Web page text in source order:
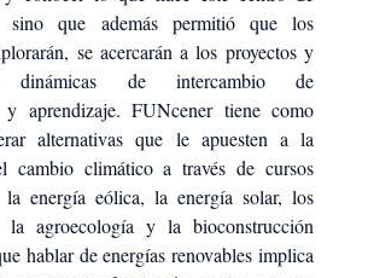
sino que además permitió que los
se acercarán a los proyectos y
dinámicas de intercambio de
y aprendizaje. FUNcener tiene como
alternativas que le apuesten a la
cambio climático a través de cursos
la energía eólica, la energía solar, los
la agroecología y la bioconstrucción
hablar de energías renovables implica